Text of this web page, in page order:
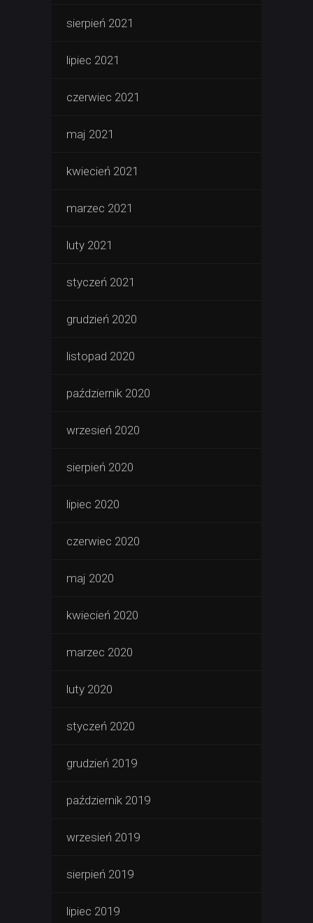
sierpień 2021
lipiec 2021
czerwiec 2021
maj 2021
kwiecień 2021
marzec 2021
luty 2021
styczeń 2021
grudzień 2020
listopad 2020
październik 2020
wrzesień 2020
sierpień 2020
lipiec 2020
czerwiec 2020
maj 2020
kwiecień 2020
marzec 2020
luty 2020
styczeń 2020
grudzień 2019
październik 2019
wrzesień 2019
sierpień 2019
lipiec 2019